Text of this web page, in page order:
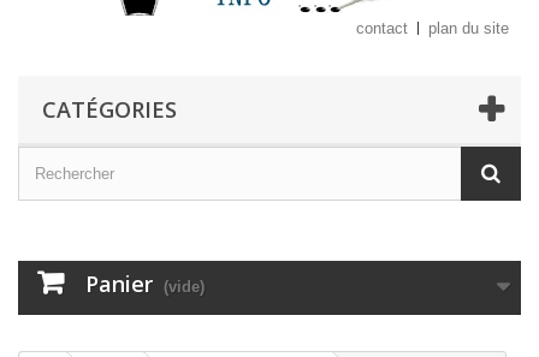
contact plan du site
CATÉGORIES
Panier (vide)